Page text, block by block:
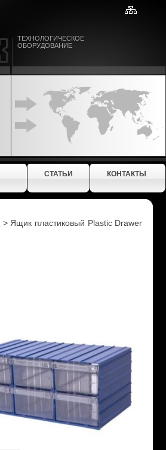
ТЕХНОЛОГИЧЕСКОЕ
ОБОРУДОВАНИЕ
СТАТЬИ КОНТАКТЫ
> Ящик пластиковый Plastic Drawer